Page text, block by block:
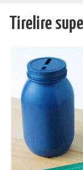
Tirelire